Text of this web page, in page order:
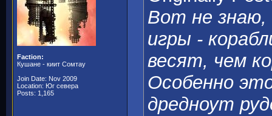
Faction:
Кушане - киит Сомтау
Join Date: Nov 2009
Location: Юг севера
Posts: 1,165
Вот не знаю,
игры -
весят, чем
Особенно
дредноут